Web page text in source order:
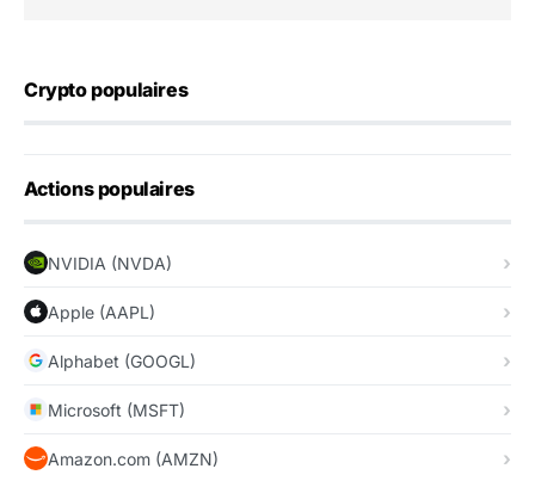
Crypto populaires
Actions populaires
NVIDIA (NVDA)
Apple (AAPL)
Alphabet (GOOGL)
Microsoft (MSFT)
Amazon.com (AMZN)